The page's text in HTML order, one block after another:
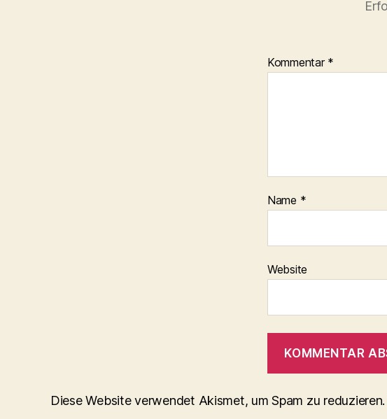
Kommentar *
Name *
Website
Diese Website verwendet Akismet, um Spam zu reduzieren.